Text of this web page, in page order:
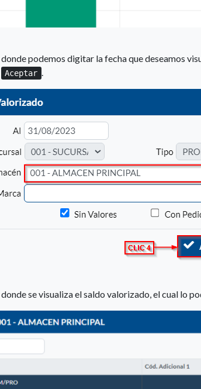
podemos digitar la fecha que deseamos
Aceptar .
se visualiza el saldo valorizado, el cual lo